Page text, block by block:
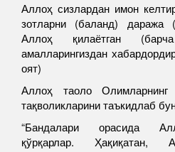
Аллоҳ сизлардан имон
зотларни (баланд) даража
Аллоҳ қилаётган
амалларингиздан
оят)
Аллоҳ таоло
тақволикларини таъкидлаб
“Бандалари орасида
қўрқарлар.